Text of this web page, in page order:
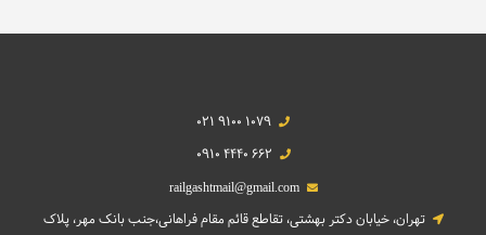
021 9100 1079
0910 4440 662
railgashtmail@gmail.com
تهران، خیابان دکتر بهشتی، تقاطع قائم مقام فراهانی،جنب بانک مهر، پلاک